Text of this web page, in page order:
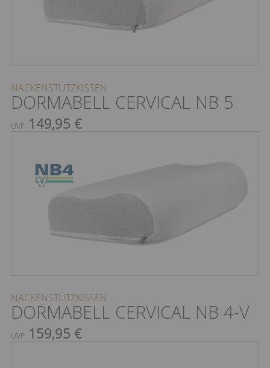
NACKENSTÜTZKISSEN
DORMABELL CERVICAL NB 5
UVP 149,95 €
NACKENSTÜTZKISSEN
DORMABELL CERVICAL NB 4-V
UVP 159,95 €